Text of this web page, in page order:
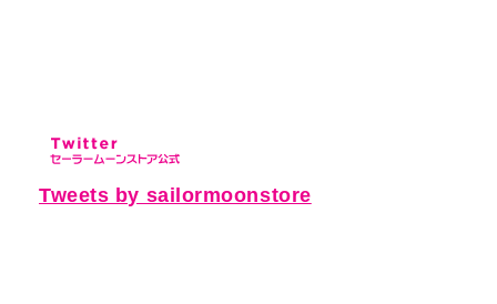
Tweets by sailormoonstore